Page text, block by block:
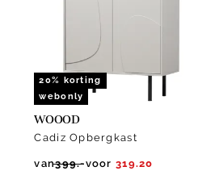
20% korting
webonly
WOOOD
Cadiz Opbergkast
van399.-voor 319.20